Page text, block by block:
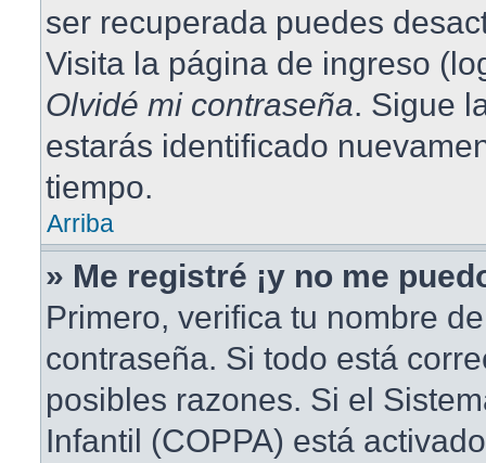
ser recuperada puedes
Visita la página de ingreso
Olvidé mi contraseña. Sigue
estarás identificado
tiempo.
Arriba
» Me registré ¡y no me
Primero, verifica tu nombre
contraseña. Si todo está
posibles razones. Si el
Infantil (COPPA) está